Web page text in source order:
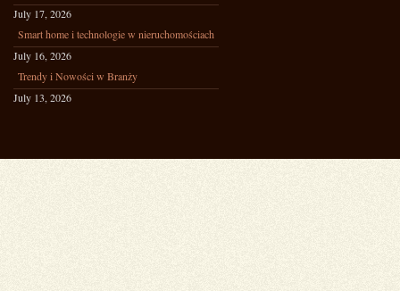
July 17, 2026
Smart home i technologie w nieruchomościach
July 16, 2026
Trendy i Nowości w Branży
July 13, 2026